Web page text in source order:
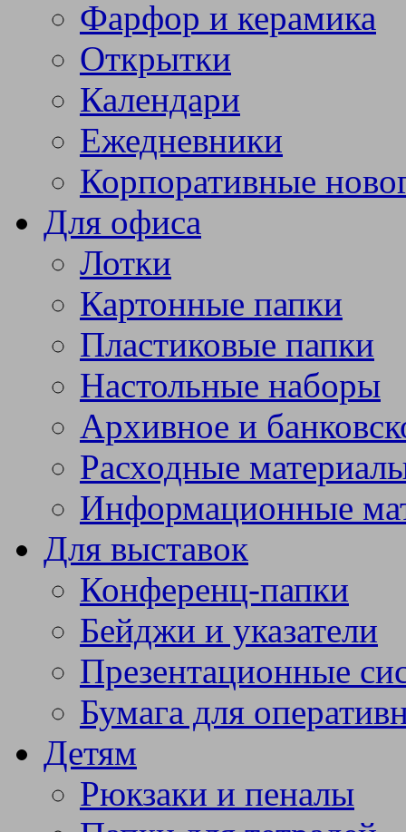
Фарфор и керамика
Открытки
Календари
Ежедневники
Корпоративные
Для офиса
Лотки
Картонные папки
Пластиковые папки
Настольные наборы
Архивное и
Расходные
Информационные
Для выставок
Конференц-папки
Бейджи и указатели
Презентационные
Бумага для
Детям
Рюкзаки и пеналы